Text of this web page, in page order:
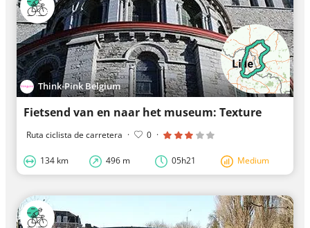
Think-Pink Belgium
Fietsend van en naar het museum: Texture
Ruta ciclista de carretera · 0 ·
134 km 496 m 05h21 Medium